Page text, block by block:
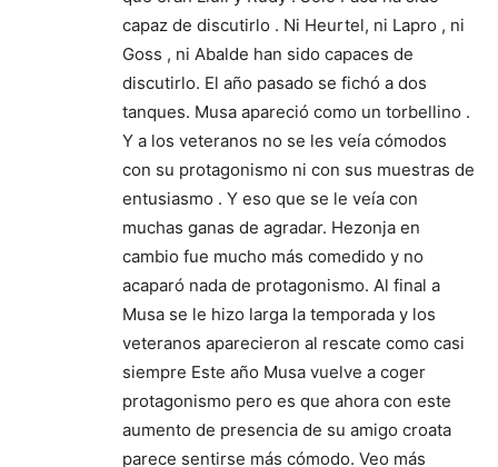
capaz de discutirlo . Ni Heurtel, ni Lapro , ni
Goss , ni Abalde han sido capaces de
discutirlo. El año pasado se fichó a dos
tanques. Musa apareció como un torbellino .
Y a los veteranos no se les veía cómodos
con su protagonismo ni con sus muestras de
entusiasmo . Y eso que se le veía con
muchas ganas de agradar. Hezonja en
cambio fue mucho más comedido y no
acaparó nada de protagonismo. Al final a
Musa se le hizo larga la temporada y los
veteranos aparecieron al rescate como casi
siempre Este año Musa vuelve a coger
protagonismo pero es que ahora con este
aumento de presencia de su amigo croata
parece sentirse más cómodo. Veo más